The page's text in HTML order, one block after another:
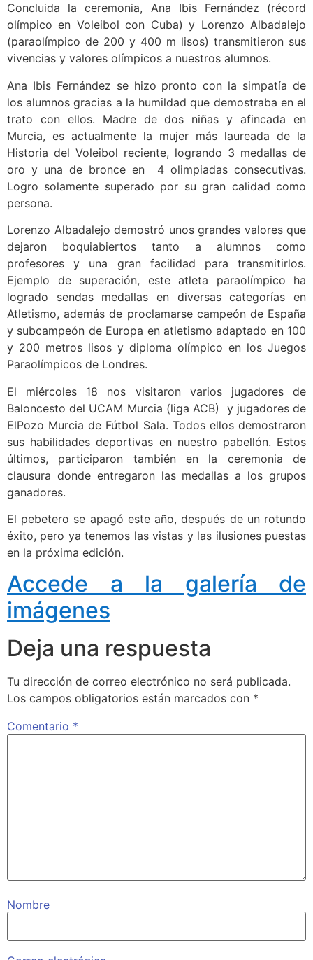
Concluida la ceremonia, Ana Ibis Fernández (récord
olímpico en Voleibol con Cuba) y Lorenzo Albadalejo
(paraolímpico de 200 y 400 m lisos) transmitieron sus
vivencias y valores olímpicos a nuestros alumnos.
Ana Ibis Fernández se hizo pronto con la simpatía de
los alumnos gracias a la humildad que demostraba en el
trato con ellos. Madre de dos niñas y afincada en
Murcia, es actualmente la mujer más laureada de la
Historia del Voleibol reciente, logrando 3 medallas de
oro y una de bronce en 4 olimpiadas consecutivas.
Logro solamente superado por su gran calidad como
persona.
Lorenzo Albadalejo demostró unos grandes valores que
dejaron boquiabiertos tanto a alumnos como
profesores y una gran facilidad para transmitirlos.
Ejemplo de superación, este atleta paraolímpico ha
logrado sendas medallas en diversas categorías en
Atletismo, además de proclamarse campeón de España
y subcampeón de Europa en atletismo adaptado en 100
y 200 metros lisos y diploma olímpico en los Juegos
Paraolímpicos de Londres.
El miércoles 18 nos visitaron varios jugadores de
Baloncesto del UCAM Murcia (liga ACB) y jugadores de
ElPozo Murcia de Fútbol Sala. Todos ellos demostraron
sus habilidades deportivas en nuestro pabellón. Estos
últimos, participaron también en la ceremonia de
clausura donde entregaron las medallas a los grupos
ganadores.
El pebetero se apagó este año, después de un rotundo
éxito, pero ya tenemos las vistas y las ilusiones puestas
en la próxima edición.
Accede a la galería de
imágenes
Deja una respuesta
Tu dirección de correo electrónico no será publicada.
Los campos obligatorios están marcados con *
Comentario *
Nombre